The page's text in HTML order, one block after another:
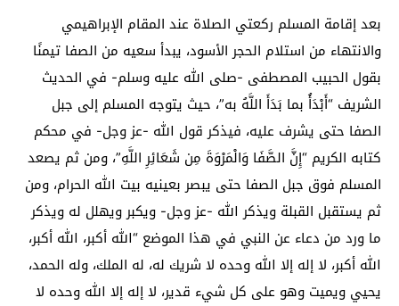
بعد إقامة المسلم ركعتي الصلاة عند المقام الإبراهيمي
والانتهاء من استلام الحجر الأسود، يبدأ سعيه من الصفا تيمنًا
بقول الحبيب المصطفى -صلى الله عليه وسلم- في الحديث
الشريف “أَبْدَأُ بما بَدَأَ اللَّهُ به”، حيث يتوجه المسلم إلى جبل
الصفا حتى يشرف عليه، فيذكر قول الله -عز وجل- في محكم
كتابه الكريم “إِنَّ الصَّفَا وَالْمَرْوَةَ مِن شَعَائِرِ اللَّهِ”، ومن ثم يصعد
المسلم فوق جبل الصفا حتى يبصر بعينيه بيت الله الحرام، ومن
ثم يستقبل القبلة ويذكر الله -عز وجل- ويكبر ويهلل له ويذكر
ما ورد من دعاء عن النبي في هذا الموضع “الله أكبر، الله أكبر،
الله أكبر، لا إله إلا الله وحده لا شريك له، له الملك، وله الحمد،
يحيي ويميت وهو على كل شيء قدير، لا إله إلا الله وحده لا